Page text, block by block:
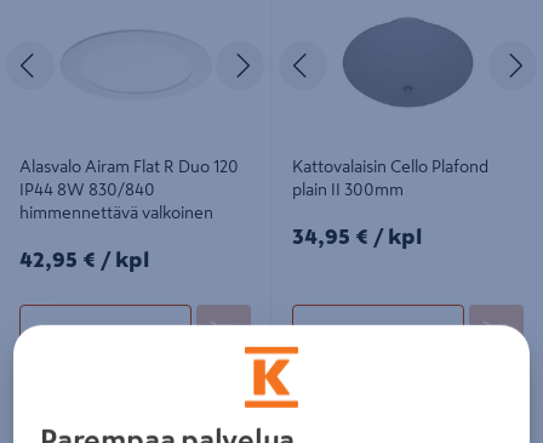
Edellinen Seuraava
Alasvalo Airam Flat R Duo 120
IP44 8W 830/840
himmennettävä valkoinen
42,95€/kpl
42,95 € / kpl
Edellinen
Kattovalaisin Cello Plafond
plain II 300mm
34,95€/kpl
34,95 € / kpl